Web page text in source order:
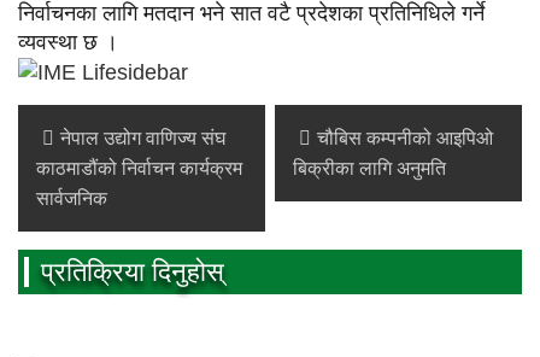
निर्वाचनका लागि मतदान भने सात वटै प्रदेशका प्रतिनिधिले गर्ने
व्यवस्था छ ।
नेपाल उद्योग वाणिज्य संघ
काठमाडौंको निर्वाचन कार्यक्रम
सार्वजनिक
चौबिस कम्पनीको आइपिओ
बिक्रीका लागि अनुमति
प्रतिक्रिया दिनुहोस्